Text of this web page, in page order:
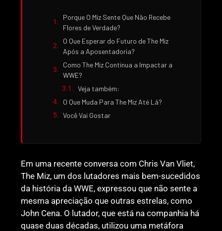
Porque O Miz Sente Que Não Recebe
Flores de Verdade?
O Que Esperar do Futuro de The Miz
Após a Aposentadoria?
Como The Miz Continua a Impactar a
WWE?
Veja também:
O Que Muda Para The Miz Até Lá?
Você Vai Gostar
Em uma recente conversa com Chris Van Vliet,
The Miz, um dos lutadores mais bem-sucedidos
da história da WWE, expressou que não sente a
mesma apreciação que outras estrelas, como
John Cena. O lutador, que está na companhia há
quase duas décadas, utilizou uma metáfora